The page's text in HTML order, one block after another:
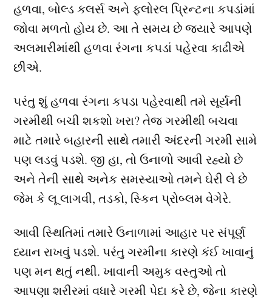
હળવા, બોલ્ડ કલર્સ અને ફ્લોરલ પ્રિન્ટના કપડાંમાં
જોવા મળતો હોય છે. આ તે સમય છે જ્યારે આપણે
અલમારીમાંથી હળવા રંગના કપડાં પહેરવા કાઢીએ
છીએ.
પરંતુ શું હળવા રંગના કપડા પહેરવાથી તમે સૂર્યની
ગરમીથી બચી શકશો ખરા? તેજ ગરમીથી બચવા
માટે તમારે બહારની સાથે તમારી અંદરની ગરમી સામે
પણ લડવું પડશે. જી હા, તો ઉનાળો આવી રહ્યો છે
અને તેની સાથે અનેક સમસ્યાઓ તમને ઘેરી લે છે
જેમ કે લૂ લાગવી, તડકો, સ્કિન પ્રોબ્લમ વેગેરે.
આવી સ્થિતિમાં તમારે ઉનાળામાં આહાર પર સંપૂર્ણ
ધ્યાન રાખવું પડશે. પરંતુ ગરમીના કારણે કંઈ ખાવાનું
પણ મન થતું નથી. ખાવાની અમુક વસ્તુઓ તો
આપણા શરીરમાં વધારે ગરમી પેદા કરે છે, જેના કારણે